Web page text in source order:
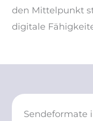
den Mittelpunkt
digitale
Sendeformate